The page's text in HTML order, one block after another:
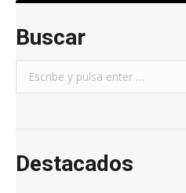
Buscar
Destacados